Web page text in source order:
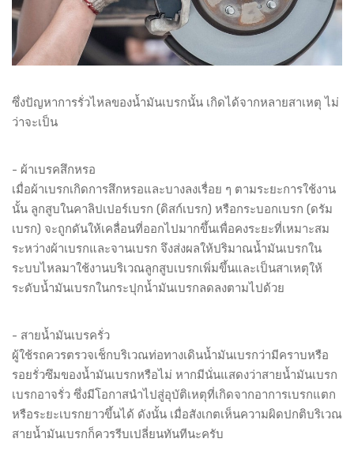
ซึ่งปัญหาการรั่วไหลของน้ำมันเบรกนั้น เกิดได้จากหลายสาเหตุ ไม่
ว่าจะเป็น
- ผ้าเบรคสึกหรอ
เมื่อผ้าเบรกเกิดการสึกหรอและบางลงเรื่อย ๆ ตามระยะการใช้งาน
นั้น ลูกสูบในคาลิปเปอร์เบรก (ดิสก์เบรก) หรือกระบอกเบรก (ดรัม
เบรก) จะถูกดันให้เคลื่อนที่ออกไปมากขึ้นเพื่อคงระยะที่เหมาะสม
ระหว่างผ้าเบรกและจานเบรก จึงส่งผลให้ปริมาณน้ำมันเบรกใน
ระบบไหลมาใช้งานบริเวณลูกสูบเบรกเพิ่มขึ้นและเป็นสาเหตุให้
ระดับน้ำมันเบรกในกระปุกน้ำมันเบรกลดลงตามไปด้วย
- สายน้ำมันเบรครั่ว
ผู้ใช้รถควรตรวจเช็กบริเวณท่อทางเดินน้ำมันเบรกว่ามีคราบหรือ
รอยรั่วซึมของน้ำมันเบรกหรือไม่ หากมีนั่นแสดงว่าสายน้ำมันเบรก
เบรกอาจรั่ว ซึ่งมีโอกาสนำไปสู่อุบัติเหตุที่เกิดจากอาการเบรกแตก
หรือระยะเบรกยาวขึ้นได้ ดังนั้น เมื่อสังเกตเห็นความผิดปกติบริเวณ
สายน้ำมันเบรกก็ควรรีบเปลี่ยนทันทีนะครับ